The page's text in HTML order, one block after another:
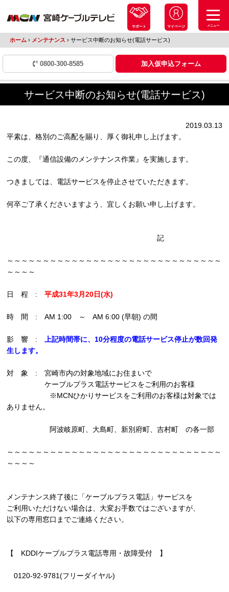
サポート マイページ メニュー
ホーム › メンテナンス ›サービス中断のお知らせ(電話サービス)
0800-300-8585 加入仮申込フォーム
サービス中断のお知らせ(電話サービス)
2019.03.13
平素は、格別のご高配を賜り、厚く御礼申し上げます。
この度、『通信設備のメンテナンス作業』を実施します。
つきましては、電話サービスを停止させていただきます。
何卒ご了承くださいますよう、宜しくお願い申し上げます。
記
～～～～～～～～～～～～～～～～～～～～～～～～～～～～～～
～～～～
日 程 :平成31年3月20日(水)
時 間 : AM 1:00 ～ AM 6:00 (早朝) の間
影 響 :上記時間帯に、10分程度の電話サービス停止が数回発
生します。
対 象 : 宮崎市内の対象地域にお住まいで
ケーブルプラス電話サービスをご利用のお客様
※MCNひかりサービスをご利用のお客様は対象では
ありません。
阿波岐原町、大島町、新別府町、吉村町 の各一部
～～～～～～～～～～～～～～～～～～～～～～～～～～～～～～
～～～～
メンテナンス終了後に「ケーブルプラス電話」サービスを
ご利用いただけない場合は、大変お手数ではございますが、
以下の専用窓口までご連絡ください。
【 KDDIケーブルプラス電話専用・故障受付 】
0120-92-9781(フリーダイヤル)